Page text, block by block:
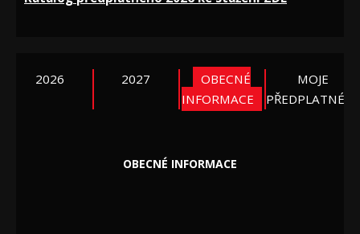
2026 2027
OBECNÉ
INFORMACE
MOJE
PŘEDPLATNÉ
OBECNÉ INFORMACE